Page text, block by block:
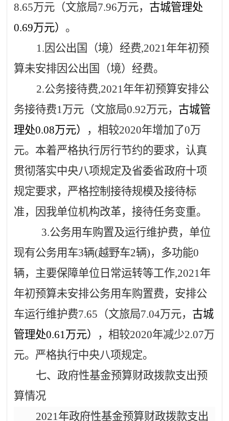
8.65万元（文旅局7.96万元， 古城管理处
0.69万元） 。
1. 因公出国（境）经费,2021 年年初预
算未安排因公出国（境）经费。
2.公务接待费,2021 年年初预算安排公
务接待费1 万元（文旅局0.92万元， 古城管
理处0.08万元） ，相较2020年增加了0万
元。本着严格执行厉行节约的要求，认真
贯彻落实中央八项规定及省委省政府十项
规定要求，严格控制接待规模及接待标
准，因我单位机构改革，接待任务变重。
3.公务用车购置及运行维护费，单位
现有公务用车3辆(越野车2辆)，多功能0
辆，主要保障单位日常运转等工作,2021 年
年初预算未安排公务用车购置费，安排公
车运行维护费7.65 （文旅局7.04万元， 古城
管理处0.61 万元） ，相较2020年减少2.07万
元。严格执行中央八项规定。
七、政府性基金预算财政拨款支出预
算情况
2021 年政府性基金预算财政拨款支出